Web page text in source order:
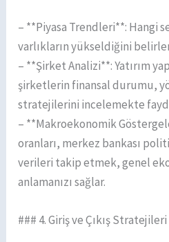
– **Piyasa Trendleri**: Hangi
varlıkların yükseldiğini
– **Şirket Analizi**: Yatırım
şirketlerin finansal durumu,
stratejilerini incelemekte
– **Makroekonomik
oranları, merkez bankası
verileri takip etmek, genel
anlamanızı sağlar.
### 4. Giriş ve Çıkış Stratejileri